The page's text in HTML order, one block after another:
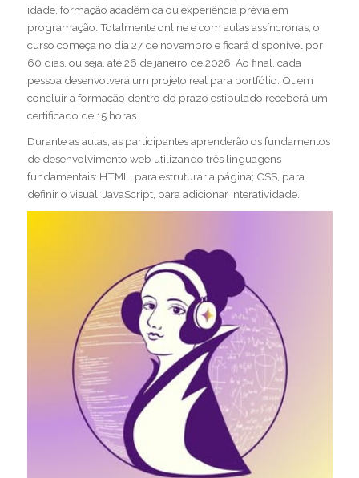
idade, formação acadêmica ou experiência prévia em
programação. Totalmente online e com aulas assíncronas, o
curso começa no dia 27 de novembro e ficará disponível por
60 dias, ou seja, até 26 de janeiro de 2026. Ao final, cada
pessoa desenvolverá um projeto real para portfólio. Quem
concluir a formação dentro do prazo estipulado receberá um
certificado de 15 horas.
Durante as aulas, as participantes aprenderão os fundamentos
de desenvolvimento web utilizando três linguagens
fundamentais: HTML, para estruturar a página; CSS, para
definir o visual; JavaScript, para adicionar interatividade.